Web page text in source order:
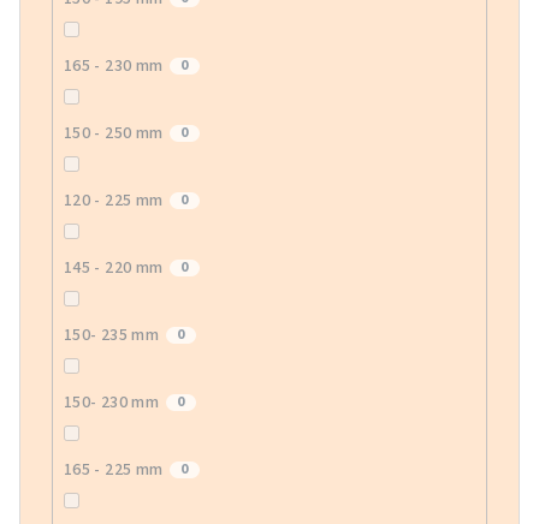
165 - 230 mm 0
150 - 250 mm 0
120 - 225 mm 0
145 - 220 mm 0
150- 235 mm 0
150- 230 mm 0
165 - 225 mm 0